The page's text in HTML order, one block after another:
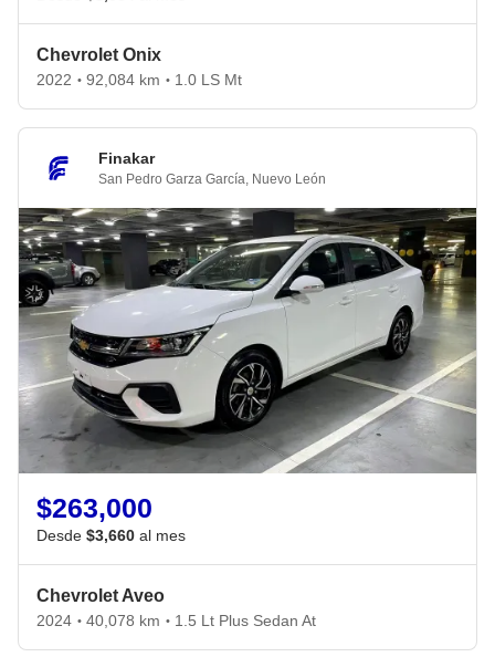
Chevrolet Onix
2022 • 92,084 km • 1.0 LS Mt
Finakar
San Pedro Garza García Nuevo León
$263,000
Desde $3,660 al mes
Chevrolet Aveo
2024 • 40,078 km • 1.5 Lt Plus Sedan At